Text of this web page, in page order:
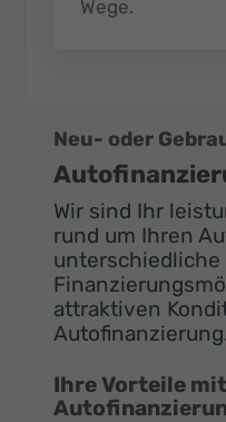
Wege.
Neu- oder
Wir sind Ihr
rund um Ihren
unterschiedliche
attraktiven
Ihre Vorteile